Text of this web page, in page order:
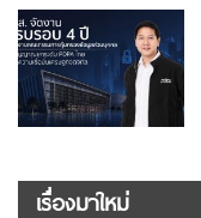
เรื่องมาใหม่